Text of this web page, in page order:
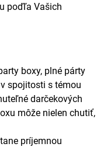
poďľa Vašich
boxy, plné párty
spojitosti s témou
darčekových
môže nielen chutiť,
príjemnou